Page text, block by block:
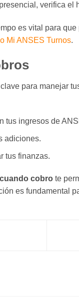
verifica
es vital para
Mi ANSES Turnos.
para manejar
tus ingresos de
adiciones.
tus finanzas.
cobro te
es fundamental